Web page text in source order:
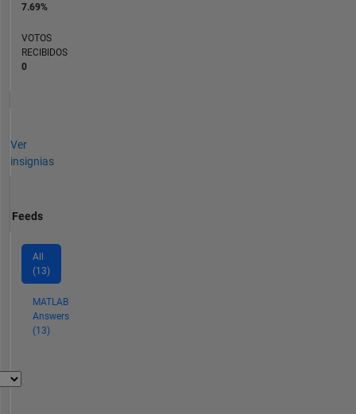
7.69%
VOTOS
RECIBIDOS
0
Ver
insignias
Feeds
All
(13)
MATLAB
Answers
(13)